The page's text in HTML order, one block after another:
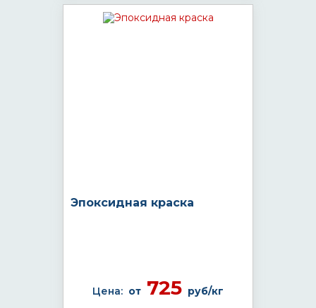
Эпоксидная краска
Цена: от 725 руб/кг